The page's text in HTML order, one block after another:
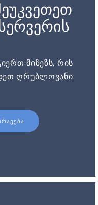
მიზეზს, რის
ღრუბლოვანი